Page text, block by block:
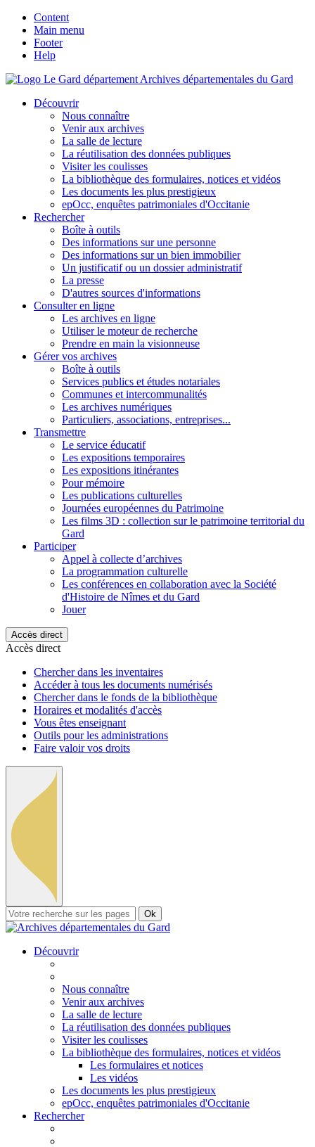
Content
Main menu
Footer
Help
Archives départementales du Gard
Découvrir
Nous connaître
Venir aux archives
La salle de lecture
La réutilisation des données publiques
Visiter les coulisses
La bibliothèque des formulaires, notices et vidéos
Les documents les plus prestigieux
epOcc, enquêtes patrimoniales d'Occitanie
Rechercher
Boîte à outils
Des informations sur une personne
Des informations sur un bien immobilier
Un justificatif ou un dossier administratif
La presse
D'autres sources d'informations
Consulter en ligne
Les archives en ligne
Utiliser le moteur de recherche
Prendre en main la visionneuse
Gérer vos archives
Boîte à outils
Services publics et études notariales
Communes et intercommunalités
Les archives numériques
Particuliers, associations, entreprises...
Transmettre
Le service éducatif
Les expositions temporaires
Les expositions itinérantes
Pour mémoire
Les publications culturelles
Journées européennes du Patrimoine
Les films 3D : collection sur le patrimoine territorial du
Gard
Participer
Appel à collecte d’archives
La programmation culturelle
Les conférences en collaboration avec la Société
d'Histoire de Nîmes et du Gard
Jouer
Accès direct
Accès direct
Chercher dans les inventaires
Accéder à tous les documents numérisés
Chercher dans le fonds de la bibliothèque
Horaires et modalités d'accès
Vous êtes enseignant
Outils pour les administrations
Faire valoir vos droits
Ok
Découvrir
Nous connaître
Venir aux archives
La salle de lecture
La réutilisation des données publiques
Visiter les coulisses
La bibliothèque des formulaires, notices et vidéos
Les formulaires et notices
Les vidéos
Les documents les plus prestigieux
epOcc, enquêtes patrimoniales d'Occitanie
Rechercher